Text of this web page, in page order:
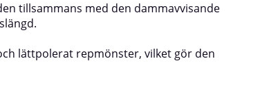
tillsammans med den dammavvisande
lättpolerat repmönster, vilket gör den